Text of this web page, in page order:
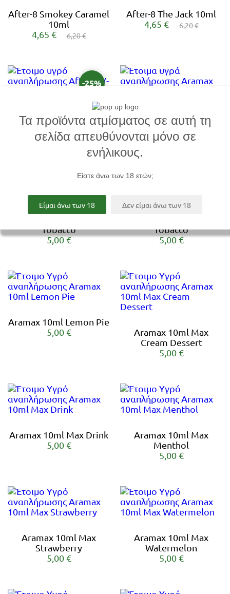
After-8 Smokey Caramel
10ml
4,65 €
6,20 €
After-8 The Jack 10ml
4,65 €
6,20 €
-25%
After-8 V-Cookies 10ml
4,65 €
6,20 €
Aramax 10ml Cigar
Tobacco
5,00 €
Tobacco
5,00 €
Tobacco
5,00 €
Aramax 10ml Lemon Pie
5,00 €
Aramax 10ml Max
Cream Dessert
5,00 €
Aramax 10ml Max Drink
5,00 €
Aramax 10ml Max
Menthol
5,00 €
Aramax 10ml Max
Strawberry
5,00 €
Aramax 10ml Max
Watermelon
5,00 €
Τα πρoϊόντα ατμίσματος σε αυτή τη
σελίδα απευθύνονται μόνο σε
ενήλικους.
Είστε άνω των 18 ετών;
Είμαι άνω των 18 Δεν είμαι άνω των 18